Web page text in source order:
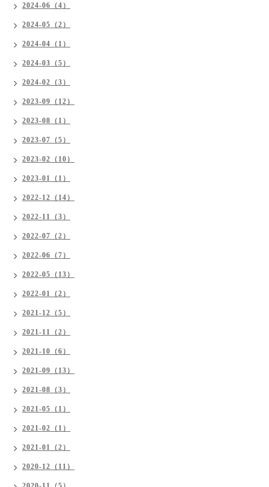
2024-06（4）
2024-05（2）
2024-04（1）
2024-03（5）
2024-02（3）
2023-09（12）
2023-08（1）
2023-07（5）
2023-02（10）
2023-01（1）
2022-12（14）
2022-11（3）
2022-07（2）
2022-06（7）
2022-05（13）
2022-01（2）
2021-12（5）
2021-11（2）
2021-10（6）
2021-09（13）
2021-08（3）
2021-05（1）
2021-02（1）
2021-01（2）
2020-12（11）